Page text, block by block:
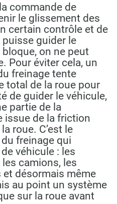
commande de
le glissement des
certain contrôle et de
puisse guider le
on ne peut
Pour éviter cela, un
freinage tente
total de la roue pour
de guider le véhicule,
partie de la
issue de la friction
roue. C’est le
freinage qui
véhicule : les
camions, les
désormais même
au point un système
sur la roue avant